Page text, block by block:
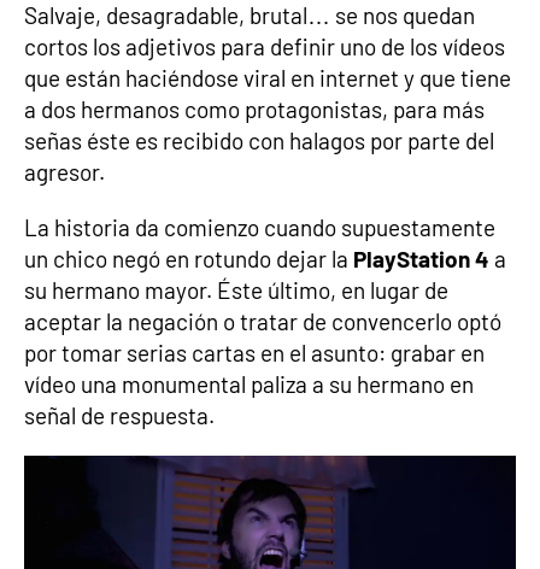
Salvaje, desagradable, brutal… se nos quedan
cortos los adjetivos para definir uno de los vídeos
que están haciéndose viral en internet y que tiene
a dos hermanos como protagonistas, para más
señas éste es recibido con halagos por parte del
agresor.
La historia da comienzo cuando supuestamente
un chico negó en rotundo dejar la PlayStation 4 a
su hermano mayor. Éste último, en lugar de
aceptar la negación o tratar de convencerlo optó
por tomar serias cartas en el asunto: grabar en
vídeo una monumental paliza a su hermano en
señal de respuesta.